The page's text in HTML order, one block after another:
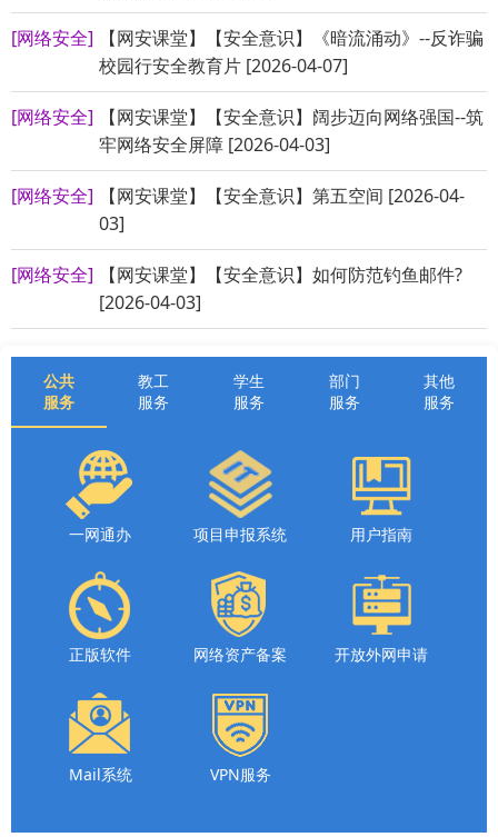
[网络安全]
【网安课堂】【安全意识】《暗流涌动》--反诈骗
校园行安全教育片 [2026-04-07]
[网络安全]
【网安课堂】【安全意识】阔步迈向网络强国--筑
牢网络安全屏障 [2026-04-03]
[网络安全]
【网安课堂】【安全意识】第五空间 [2026-04-
03]
[网络安全]
【网安课堂】【安全意识】如何防范钓鱼邮件?
[2026-04-03]
公共
服务
教工
服务
学生
服务
部门
服务
其他
服务
一网通办 项目申报系统 用户指南
正版软件 网络资产备案 开放外网申请
Mail系统 VPN服务